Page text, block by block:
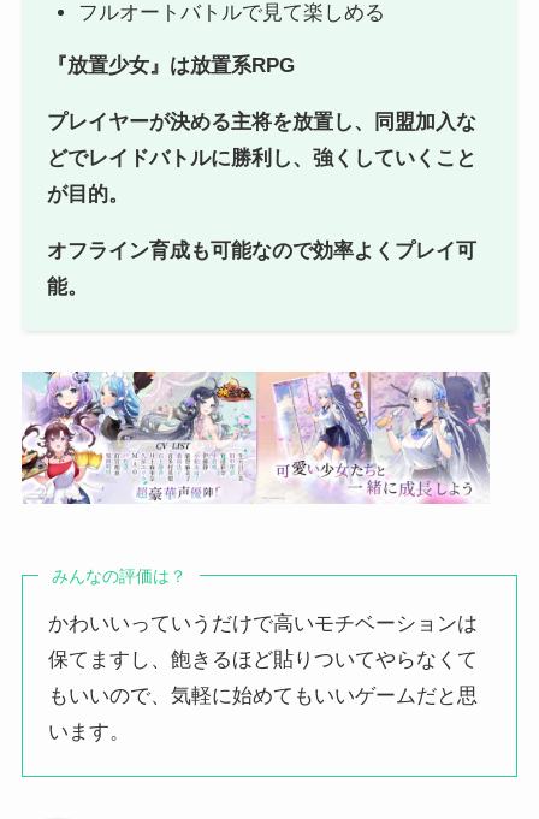
フルオートバトルで見て楽しめる
『放置少女』は放置系RPG
プレイヤーが決める主将を放置し、同盟加入な
どでレイドバトルに勝利し、強くしていくこと
が目的。
オフライン育成も可能なので効率よくプレイ可
能。
みんなの評価は？
かわいいっていうだけで高いモチベーションは
保てますし、飽きるほど貼りついてやらなくて
もいいので、気軽に始めてもいいゲームだと思
います。